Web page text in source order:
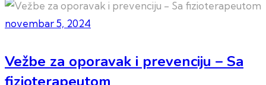
novembar 5, 2024
Vežbe za oporavak i prevenciju – Sa